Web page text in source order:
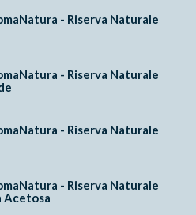
- Riserva Naturale
- Riserva Naturale
- Riserva Naturale
- Riserva Naturale
Acetosa